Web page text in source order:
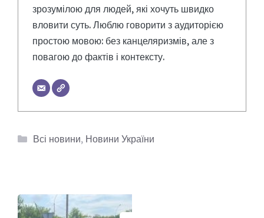
зрозумілою для людей, які хочуть швидко
вловити суть. Люблю говорити з аудиторією
простою мовою: без канцеляризмів, але з
повагою до фактів і контексту.
Категорії
Всі новини, Новини України